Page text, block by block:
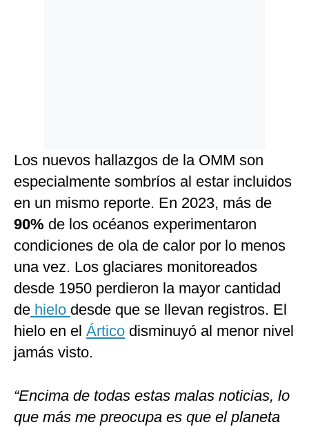
Los nuevos hallazgos de la OMM son
especialmente sombríos al estar incluidos
en un mismo reporte. En 2023, más de
90% de los océanos experimentaron
condiciones de ola de calor por lo menos
una vez. Los glaciares monitoreados
desde 1950 perdieron la mayor cantidad
de hielo desde que se llevan registros. El
hielo en el Ártico disminuyó al menor nivel
jamás visto.
“Encima de todas estas malas noticias, lo
que más me preocupa es que el planeta